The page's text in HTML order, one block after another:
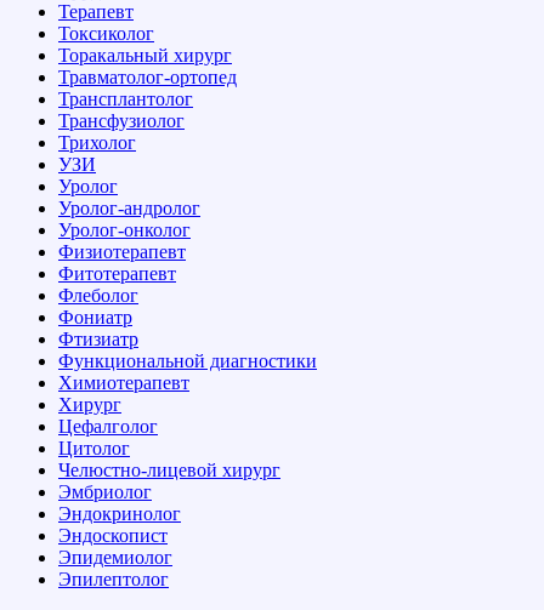
Терапевт
Токсиколог
Торакальный хирург
Травматолог-ортопед
Трансплантолог
Трансфузиолог
Трихолог
УЗИ
Уролог
Уролог-андролог
Уролог-онколог
Физиотерапевт
Фитотерапевт
Флеболог
Фониатр
Фтизиатр
Функциональной диагностики
Химиотерапевт
Хирург
Цефалголог
Цитолог
Челюстно-лицевой хирург
Эмбриолог
Эндокринолог
Эндоскопист
Эпидемиолог
Эпилептолог